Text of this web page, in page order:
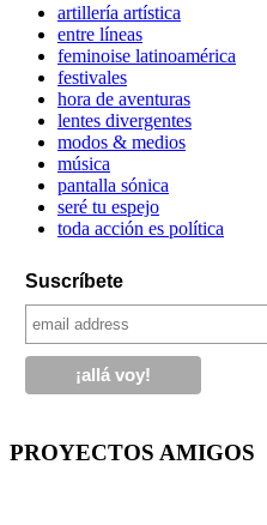
artillería artística
entre líneas
feminoise latinoamérica
festivales
hora de aventuras
lentes divergentes
modos & medios
música
pantalla sónica
seré tu espejo
toda acción es política
Suscríbete
PROYECTOS AMIGOS